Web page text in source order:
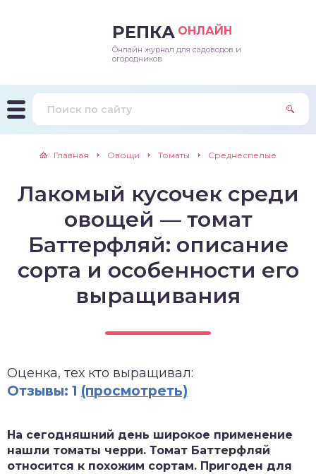
РЕПКА ОНЛАЙН
Онлайн журнал для садоводов и
огородников
Главная Овощи Томаты Среднеспелые
Лакомый кусочек среди
овощей — томат
Баттерфляй: описание
сорта и особенности его
выращивания
Оценка, тех кто выращивал:
Отзывы: 1 (просмотреть)
На сегодняшний день широкое применение
нашли томаты черри. Томат Баттерфляй
относится к похожим сортам. Пригоден для
и подкормки